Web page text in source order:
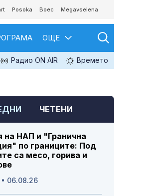
Posoka Boec Megavselena
ОЩЕ
Радио ON AIR Времето
ЧЕТЕНИ
на НАП и "Гранична
по границите: Под
са месо, горива и
• 06.08.26